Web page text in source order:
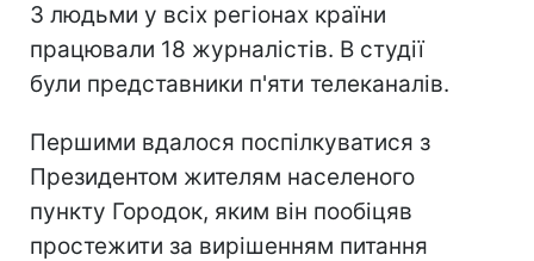
З людьми у всіх регіонах країни
працювали 18 журналістів. В студії
були представники п'яти телеканалів.
Першими вдалося поспілкуватися з
Президентом жителям населеного
пункту Городок, яким він пообіцяв
простежити за вирішенням питання